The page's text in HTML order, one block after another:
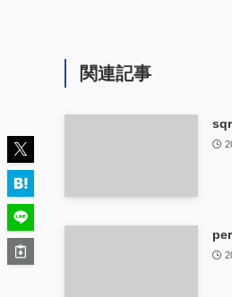
関連記事